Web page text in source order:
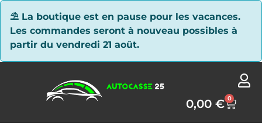
⛱ La boutique est en pause pour les vacances.
Les commandes seront à nouveau possibles à
partir du vendredi 21 août.
0,00€ 0
Panneau de gestion des cookies